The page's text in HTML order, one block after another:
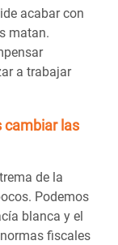
acabar con
matan.
a trabajar
cambiar las
de la
Podemos
blanca y el
fiscales